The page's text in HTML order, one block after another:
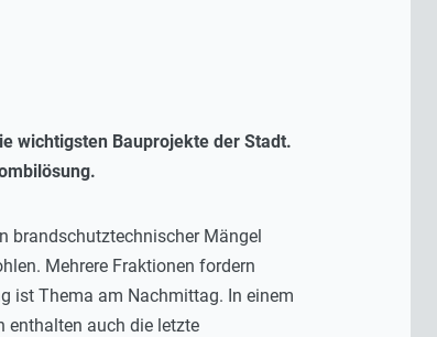
wichtigsten Bauprojekte der Stadt.
brandschutztechnischer Mängel
Mehrere Fraktionen fordern
ist Thema am Nachmittag. In einem
enthalten auch die letzte